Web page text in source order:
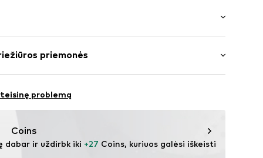
iškirptė
/ kraštas
ilgio
Įprastas prigludimas
priemonės
– PES, 20% Elastanas, 5% Elastanas
problemą
Coins
dabar ir uždirbk iki +27 Coins, kuriuos galėsi iškeisti